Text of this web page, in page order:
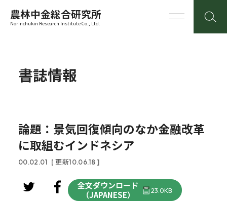
農林中金総合研究所
Norinchukin Research Institute Co., Ltd.
書誌情報
論題：景気回復傾向のなか金融改革
に取組むインドネシア
00.02.01 [ 更新10.06.18 ]
全文ダウンロード
（JAPANESE）
23.0KB